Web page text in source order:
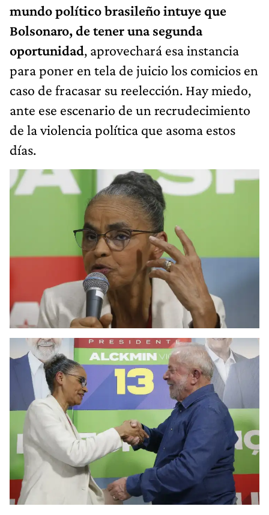
mundo político brasileño intuye que
Bolsonaro, de tener una segunda
oportunidad, aprovechará esa instancia
para poner en tela de juicio los comicios en
caso de fracasar su reelección. Hay miedo,
ante ese escenario de un recrudecimiento
de la violencia política que asoma estos
días.